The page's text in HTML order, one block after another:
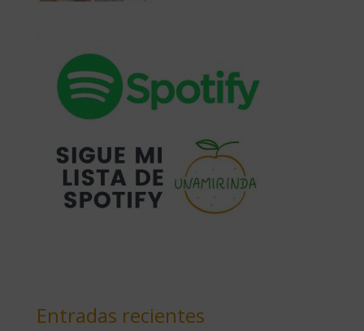
Entradas recientes